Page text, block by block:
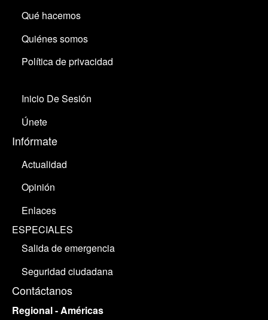
Qué hacemos
Quiénes somos
Política de privacidad
Inicio De Sesión
Únete
Infórmate
Actualidad
Opinión
Enlaces
ESPECIALES
Salida de emergencia
Seguridad ciudadana
Contáctanos
Regional - Américas